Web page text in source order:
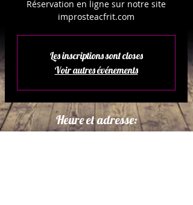
Réservation en ligne sur notre site
improsteacfrit.com
Les inscriptions sont closes
Voir autres événements
Heure et adresse: